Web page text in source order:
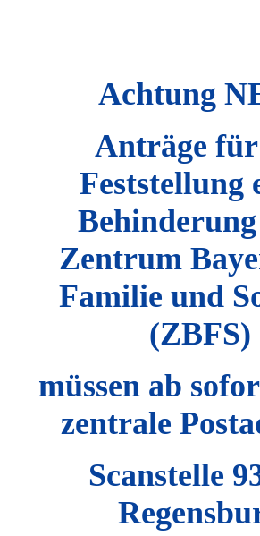
Achtung
Anträge
Feststellung
Zentrum
Familie und
(ZBFS)
müssen ab
zentrale
Scanstelle